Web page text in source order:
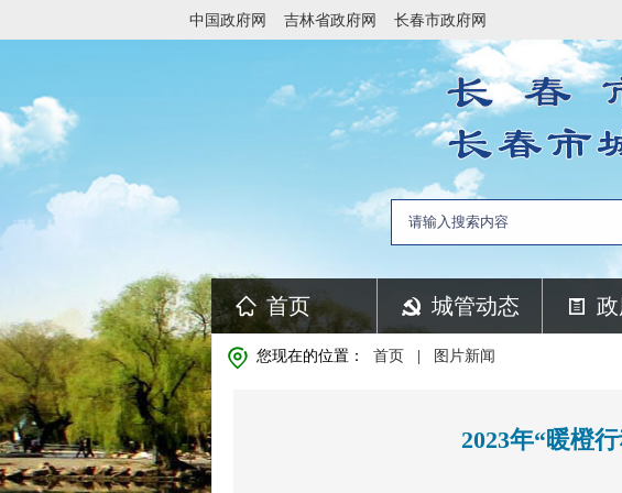
中国政府网 吉林省政府网 长春市政府网
首页 城管动态
您现在的位置： 首页 图片新闻
2023年“暖橙